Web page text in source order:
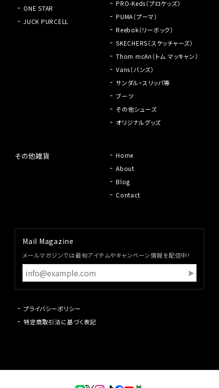
ONE STAR
JUCK PURCELL
PRO-Keds（プロケッズ）
PUMA（プーマ）
Reebok（リーボック）
SKECHERS（スケッチャーズ）
Thom mcAn（トム マッキャン）
Vans（バンズ）
サンダル・スリッパ等
ブーツ
その他シューズ
オリジナルグッズ
その他雑貨
Home
About
Blog
Contact
Mail Magazine
メールマガジンでは最旬アイテムやキャンペーン情報を配信中！
プライバシーポリシー
特定商取引法に基づく表記